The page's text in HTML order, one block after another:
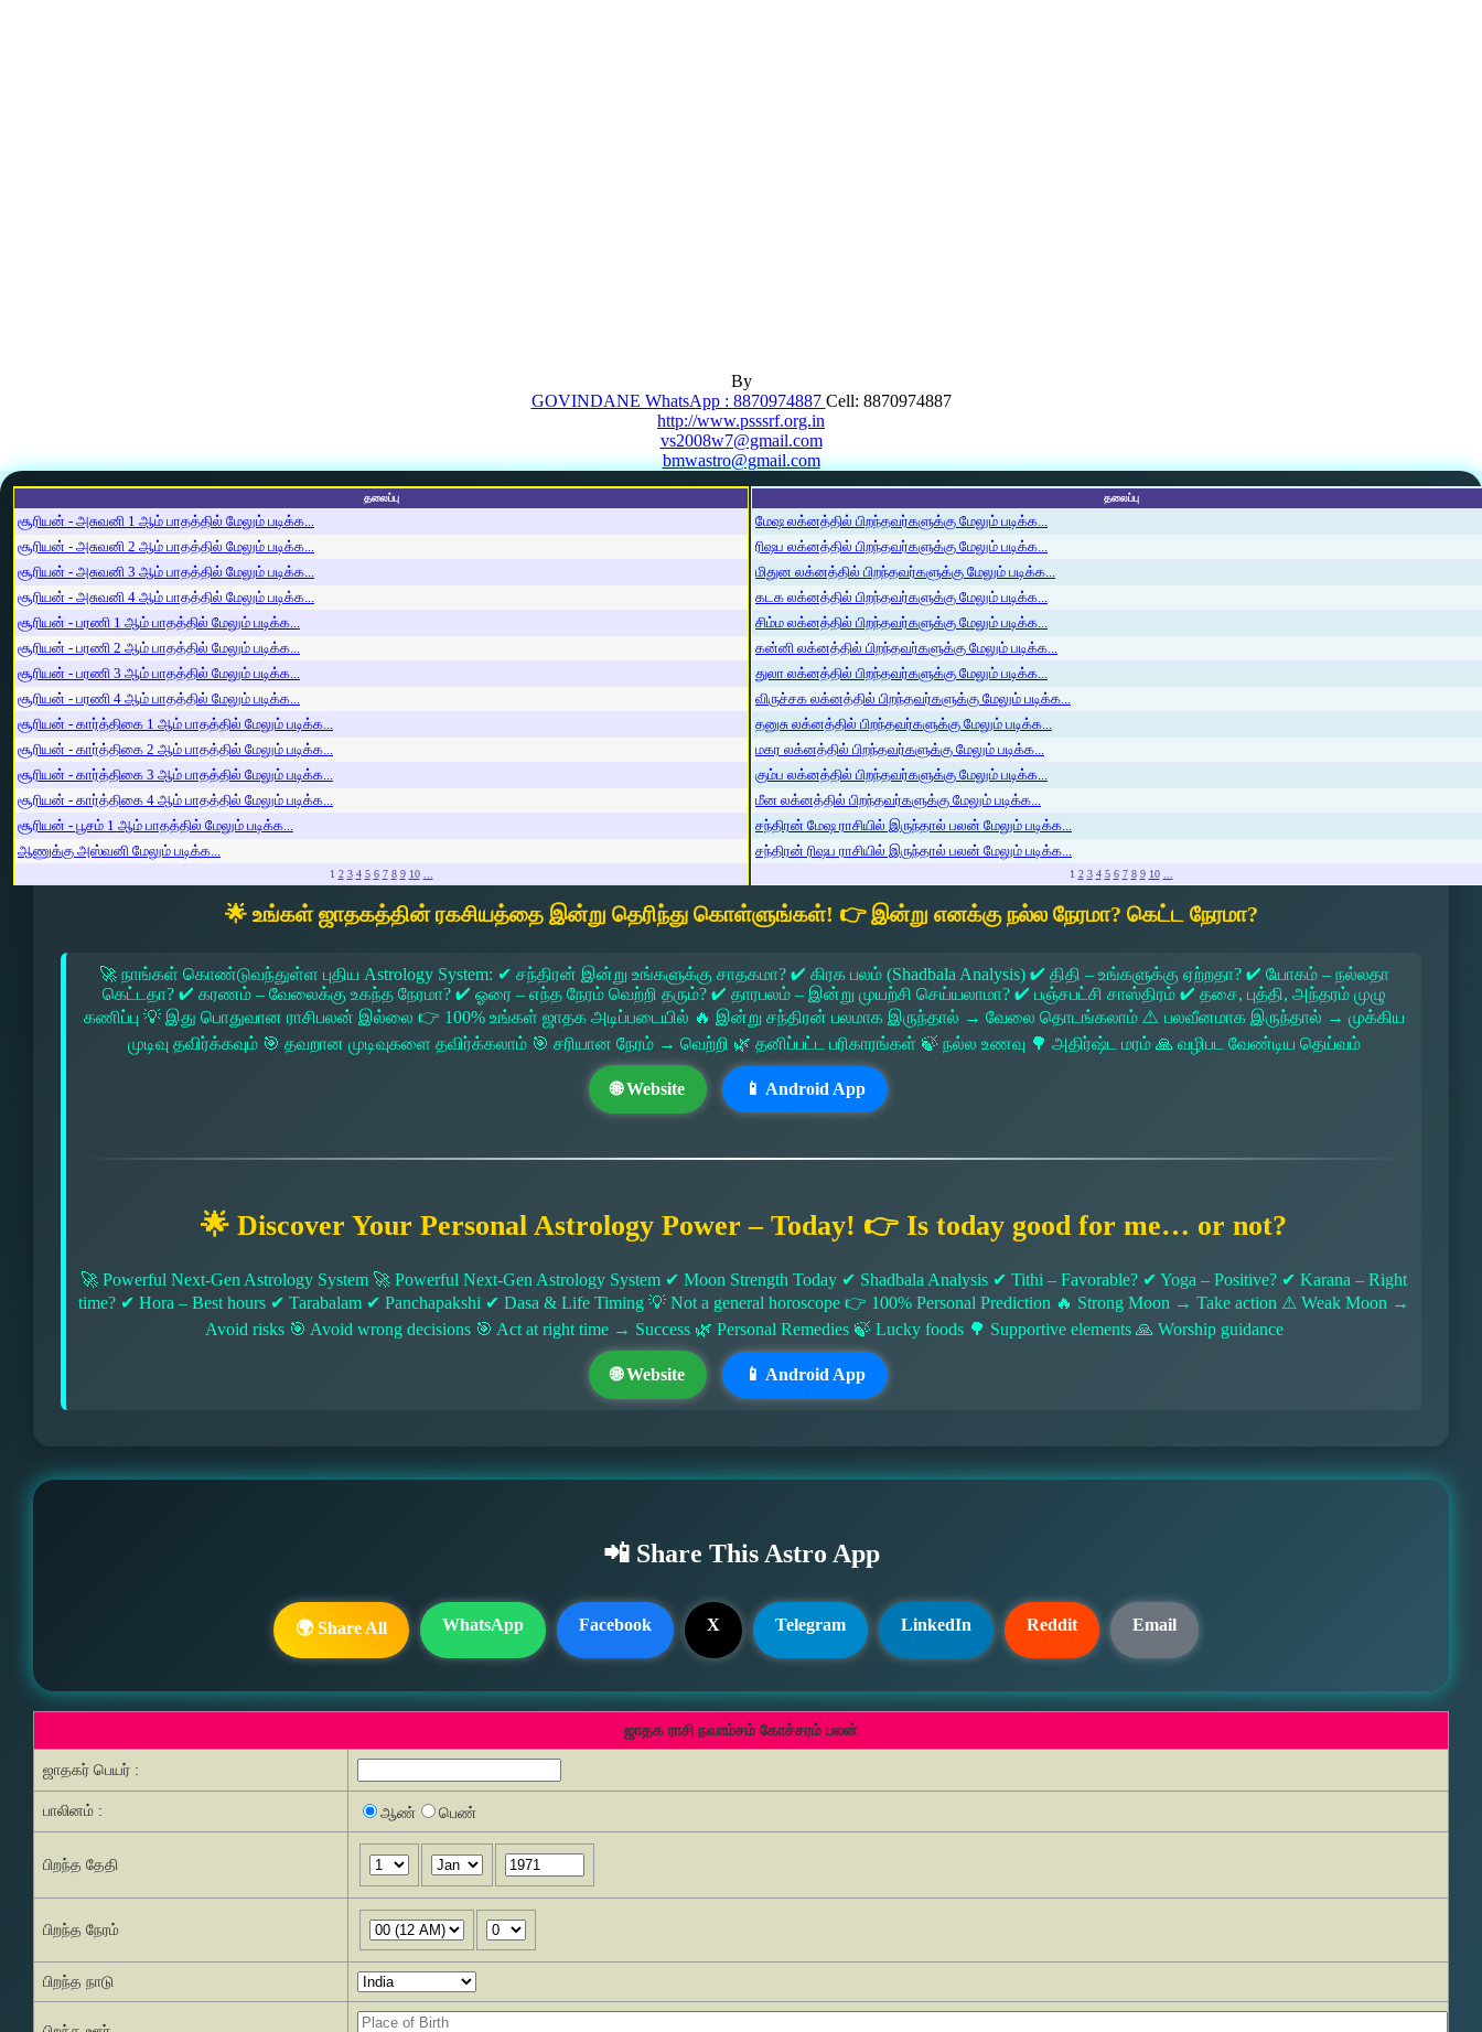
By
GOVINDANE WhatsApp : 8870974887 Cell: 8870974887
http://www.psssrf.org.in
vs2008w7@gmail.com
bmwastro@gmail.com
தலைப்பு
சூரியன் - அசுவனி 1 ஆம் பாதத்தில் மேலும் படிக்க...
சூரியன் - அசுவனி 2 ஆம் பாதத்தில் மேலும் படிக்க...
சூரியன் - அசுவனி 3 ஆம் பாதத்தில் மேலும் படிக்க...
சூரியன் - அசுவனி 4 ஆம் பாதத்தில் மேலும் படிக்க...
சூரியன் - பரணி 1 ஆம் பாதத்தில் மேலும் படிக்க...
சூரியன் - பரணி 2 ஆம் பாதத்தில் மேலும் படிக்க...
சூரியன் - பரணி 3 ஆம் பாதத்தில் மேலும் படிக்க...
சூரியன் - பரணி 4 ஆம் பாதத்தில் மேலும் படிக்க...
சூரியன் - கார்த்திகை 1 ஆம் பாதத்தில் மேலும் படிக்க...
சூரியன் - கார்த்திகை 2 ஆம் பாதத்தில் மேலும் படிக்க...
சூரியன் - கார்த்திகை 3 ஆம் பாதத்தில் மேலும் படிக்க...
சூரியன் - கார்த்திகை 4 ஆம் பாதத்தில் மேலும் படிக்க...
சூரியன் - பூசம் 1 ஆம் பாதத்தில் மேலும் படிக்க...
ஆணுக்கு அஸ்வனி மேலும் படிக்க...
1 2 3 4 5 6 7 8 9 10 ...
தலைப்பு
மேஷ லக்னத்தில் பிறந்தவர்களுக்கு மேலும் படிக்க...
ரிஷப லக்னத்தில் பிறந்தவர்களுக்கு மேலும் படிக்க...
மிதுன லக்னத்தில் பிறந்தவர்களுக்கு மேலும் படிக்க...
கடக லக்னத்தில் பிறந்தவர்களுக்கு மேலும் படிக்க...
சிம்ம லக்னத்தில் பிறந்தவர்களுக்கு மேலும் படிக்க...
கன்னி லக்னத்தில் பிறந்தவர்களுக்கு மேலும் படிக்க...
துலா லக்னத்தில் பிறந்தவர்களுக்கு மேலும் படிக்க...
விருச்சக லக்னத்தில் பிறந்தவர்களுக்கு மேலும் படிக்க...
தனுசு லக்னத்தில் பிறந்தவர்களுக்கு மேலும் படிக்க...
மகர லக்னத்தில் பிறந்தவர்களுக்கு மேலும் படிக்க...
கும்ப லக்னத்தில் பிறந்தவர்களுக்கு மேலும் படிக்க...
மீன லக்னத்தில் பிறந்தவர்களுக்கு மேலும் படிக்க...
சந்திரன் மேஷ ராசியில் இருந்தால் பலன் மேலும் படிக்க...
சந்திரன் ரிஷப ராசியில் இருந்தால் பலன் மேலும் படிக்க...
1 2 3 4 5 6 7 8 9 10 ...
🌟 உங்கள் ஜாதகத்தின் ரகசியத்தை இன்று தெரிந்து கொள்ளுங்கள்! 👉 இன்று எனக்கு நல்ல நேரமா? கெட்ட நேரமா?
🚀 நாங்கள் கொண்டுவந்துள்ள புதிய Astrology System: ✔ சந்திரன் இன்று உங்களுக்கு சாதகமா? ✔ கிரக பலம் (Shadbala Analysis) ✔ திதி – உங்களுக்கு ஏற்றதா? ✔ யோகம் – நல்லதா
கெட்டதா? ✔ கரணம் – வேலைக்கு உகந்த நேரமா? ✔ ஓரை – எந்த நேரம் வெற்றி தரும்? ✔ தாரபலம் – இன்று முயற்சி செய்யலாமா? ✔ பஞ்சபட்சி சாஸ்திரம் ✔ தசை, புத்தி, அந்தரம் முழு
கணிப்பு 💡 இது பொதுவான ராசிபலன் இல்லை 👉 100% உங்கள் ஜாதக அடிப்படையில் 🔥 இன்று சந்திரன் பலமாக இருந்தால் → வேலை தொடங்கலாம் ⚠ பலவீனமாக இருந்தால் → முக்கிய
முடிவு தவிர்க்கவும் 🎯 தவறான முடிவுகளை தவிர்க்கலாம் 🎯 சரியான நேரம் → வெற்றி 🌿 தனிப்பட்ட பரிகாரங்கள் 🍃 நல்ல உணவு 🌳 அதிர்ஷ்ட மரம் 🙏 வழிபட வேண்டிய தெய்வம்
🌐 Website 📱 Android App
🌟 Discover Your Personal Astrology Power – Today! 👉 Is today good for me… or not?
🚀 Powerful Next-Gen Astrology System 🚀 Powerful Next-Gen Astrology System ✔ Moon Strength Today ✔ Shadbala Analysis ✔ Tithi – Favorable? ✔ Yoga – Positive? ✔ Karana – Right
time? ✔ Hora – Best hours ✔ Tarabalam ✔ Panchapakshi ✔ Dasa & Life Timing 💡 Not a general horoscope 👉 100% Personal Prediction 🔥 Strong Moon → Take action ⚠ Weak Moon →
Avoid risks 🎯 Avoid wrong decisions 🎯 Act at right time → Success 🌿 Personal Remedies 🍃 Lucky foods 🌳 Supportive elements 🙏 Worship guidance
🌐 Website 📱 Android App
📲 Share This Astro App
🌍 Share All WhatsApp Facebook X Telegram LinkedIn Reddit Email
ஜாதக ராசி நவாம்சம் கோச்சரம் பலன்
ஜாதகர் பெயர் :
பாலினம் : ஆண் பெண்
பிறந்த தேதி
பிறந்த நேரம்
பிறந்த நாடு